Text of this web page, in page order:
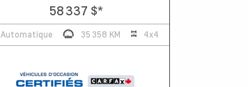
58 337 $*
Automatique 35 358 KM 4x4